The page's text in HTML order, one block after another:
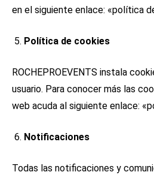
en el siguiente enlace: «política
Política de cookies
ROCHEPROEVENTS instala
usuario. Para conocer más las
web acuda al siguiente enlace:
Notificaciones
Todas las notificaciones y